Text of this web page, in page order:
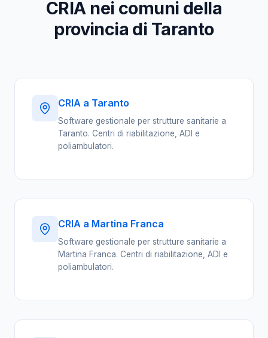
CRIA nei comuni della
provincia di Taranto
CRIA a Taranto
Software gestionale per strutture sanitarie a
Taranto. Centri di riabilitazione, ADI e
poliambulatori.
CRIA a Martina Franca
Software gestionale per strutture sanitarie a
Martina Franca. Centri di riabilitazione, ADI e
poliambulatori.